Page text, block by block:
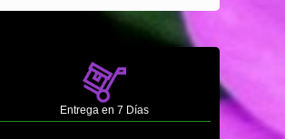
Entrega en 7 Días